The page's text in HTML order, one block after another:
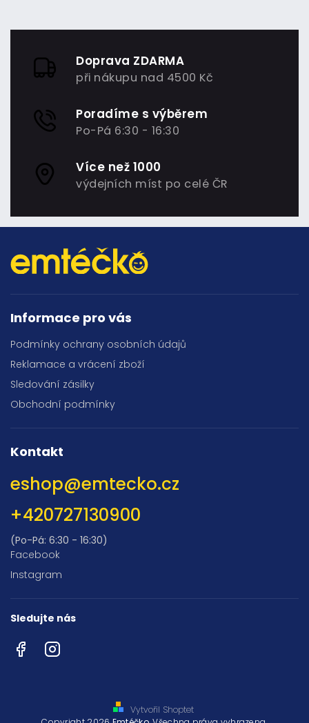
Doprava ZDARMA
při nákupu nad 4500 Kč
Poradíme s výběrem
Po-Pá 6:30 - 16:30
Více než 1000
výdejních míst po celé ČR
Informace pro vás
Podmínky ochrany osobních údajů
Reklamace a vrácení zboží
Sledování zásilky
Obchodní podmínky
Kontakt
eshop@emtecko.cz
+420727130900
(Po-Pá: 6:30 - 16:30)
Facebook
Instagram
Sledujte nás
FacebookInstagram
Vytvořil Shoptet